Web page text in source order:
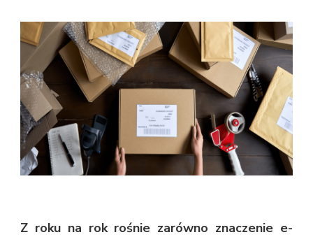
Z roku na rok rośnie zarówno znaczenie e-